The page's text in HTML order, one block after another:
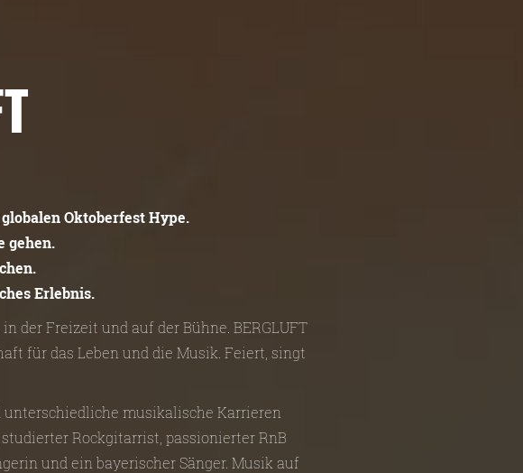
Oktoberfest Hype.
gehen.
Erlebnis.
der Freizeit und auf der Bühne. BERGLUFT
für das Leben und die Musik. Feiert, singt
unterschiedliche musikalische Karrieren
Rockgitarrist, passionierter RnB
und ein bayerischer Sänger. Musik auf